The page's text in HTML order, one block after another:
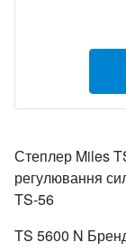
Степлер Miles
регулювання
TS-56
TS 5600 N